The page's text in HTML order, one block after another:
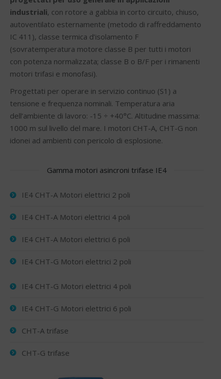
industriali, con rotore a gabbia in corto circuito, chiuso,
autoventilato esternamente (metodo di raffreddamento
IC 411), classe termica d’isolamento F
(sovratemperatura motore classe B per tutti i motori
con potenza normalizzata; classe B o B/F per i rimanenti
motori trifasi e monofasi).
Progettati per operare in servizio continuo (S1) a
tensione e frequenza nominali. Temperatura aria
dell’ambiente di lavoro: -15 ÷ +40°C. Altitudine massima:
1000 m sul livello del mare. I motori CHT-A, CHT-G non
idonei ad ambienti con pericolo di esplosione.
Gamma motori asincroni trifase IE4
IE4 CHT-A Motori elettrici 2 poli
IE4 CHT-A Motori elettrici 4 poli
IE4 CHT-A Motori elettrici 6 poli
IE4 CHT-G Motori elettrici 2 poli
IE4 CHT-G Motori elettrici 4 poli
IE4 CHT-G Motori elettrici 6 poli
CHT-A trifase
CHT-G trifase